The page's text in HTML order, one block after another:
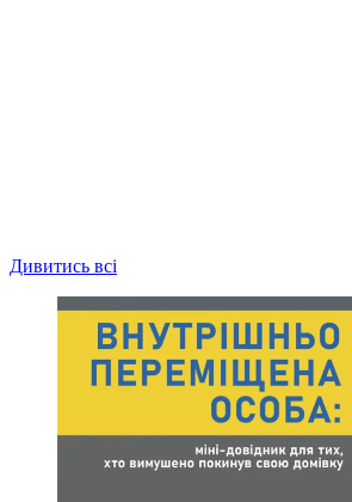
Дивитись всі